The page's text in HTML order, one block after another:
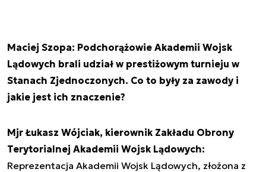
Maciej Szopa: Podchorążowie Akademii Wojsk
Lądowych brali udział w prestiżowym turnieju w
Stanach Zjednoczonych. Co to były za zawody i
jakie jest ich znaczenie?
Mjr Łukasz Wójciak, kierownik Zakładu Obrony
Terytorialnej Akademii Wojsk Lądowych:
Reprezentacja Akademii Wojsk Lądowych, złożona z